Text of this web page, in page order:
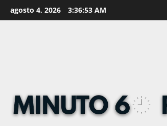
to
agosto 4, 2026 3:36:54 AM